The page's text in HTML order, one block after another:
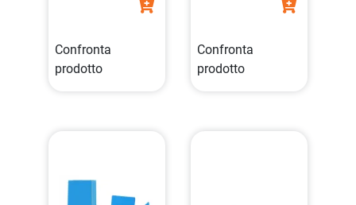
Confronta
prodotto
Confronta
prodotto